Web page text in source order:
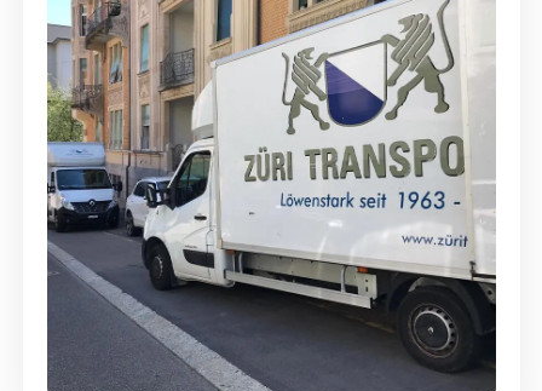
Günstige Umzüge - Hervorragender
Service